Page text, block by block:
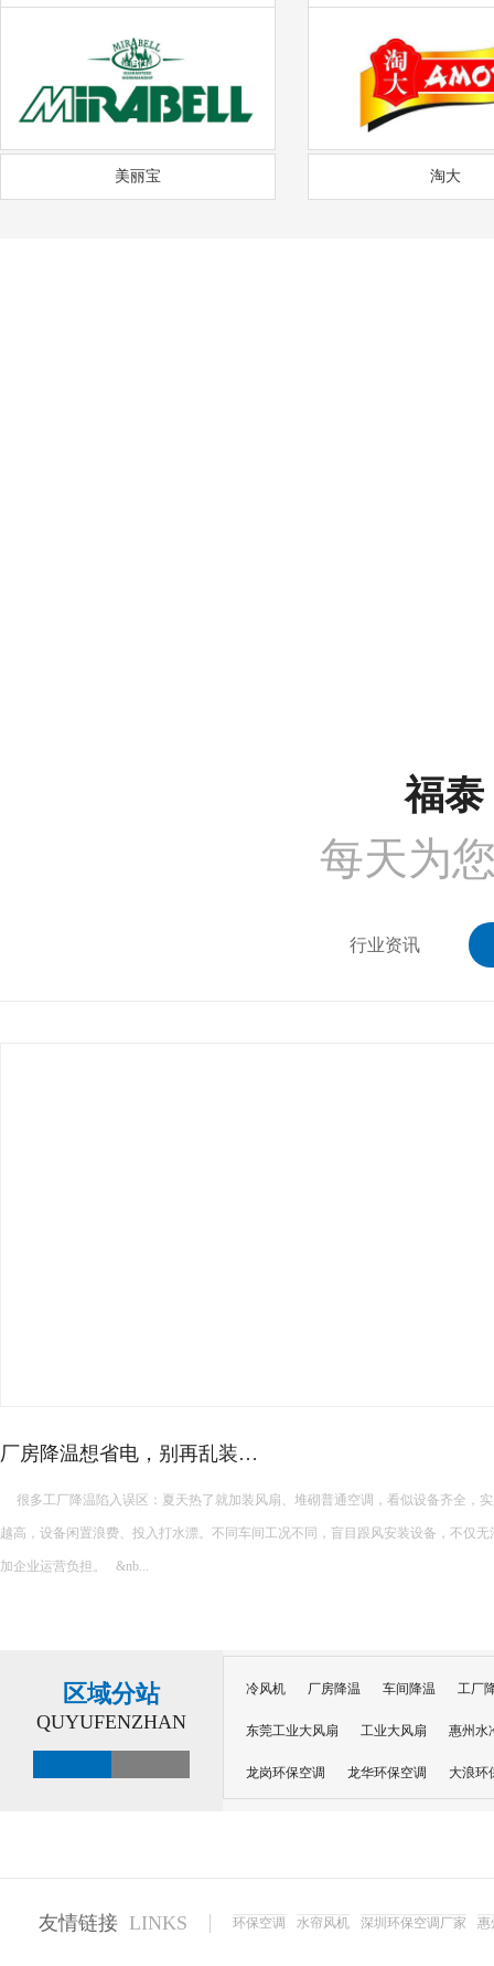
美丽宝 淘大
福泰
每天为
行业资讯
厂房降温想省电，别再乱装…
很多工厂降温陷入误区：夏天热了就加装风扇、堆砌普通空调，看似设备齐全，
越高，设备闲置浪费、投入打水漂。不同车间工况不同，盲目跟风安装设备，不仅
加企业运营负担。 &nb...
区域分站
QUYUFENZHAN
冷风机 厂房降温 车间降温 工厂
东莞工业大风扇 工业大风扇 惠州水
龙岗环保空调 龙华环保空调 大浪环
友情链接 LINKS 环保空调 水帘风机 深圳环保空调厂家 惠